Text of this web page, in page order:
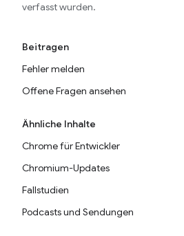
verfasst wurden.
Beitragen
Fehler melden
Offene Fragen ansehen
Ähnliche Inhalte
Chrome für Entwickler
Chromium-Updates
Fallstudien
Podcasts und Sendungen